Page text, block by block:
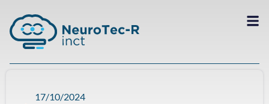
17/10/2024